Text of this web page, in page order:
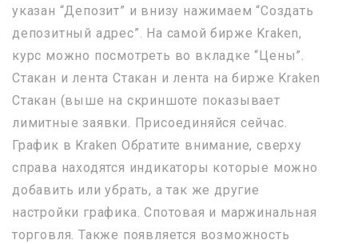
указан “Депозит” и внизу нажимаем “Создать
депозитный адрес”. На самой бирже Kraken,
курс можно посмотреть во вкладке “Цены”.
Стакан и лента Стакан и лента на бирже Kraken
Стакан (выше на скриншоте показывает
лимитные заявки. Присоединяйся сейчас.
График в Kraken Обратите внимание, сверху
справа находятся индикаторы которые можно
добавить или убрать, а так же другие
настройки графика. Спотовая и маржинальная
торговля. Также появляется возможность